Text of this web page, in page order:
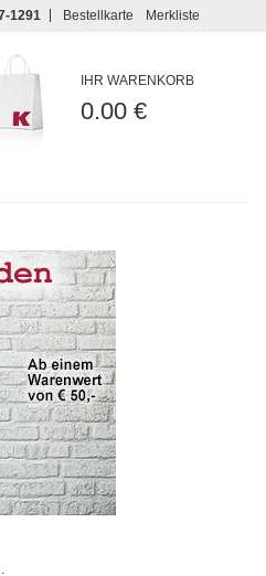
1291 Bestellkarte Merkliste
IHR WARENKORB
0.00 €